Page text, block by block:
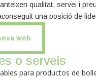
qualitat, servei i
una posició de
web
o serveis
para productos de